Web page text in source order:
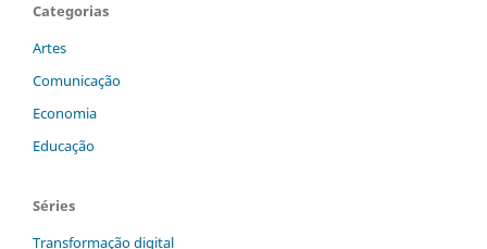
Categorias
Artes
Comunicação
Economia
Educação
Séries
Transformação digital